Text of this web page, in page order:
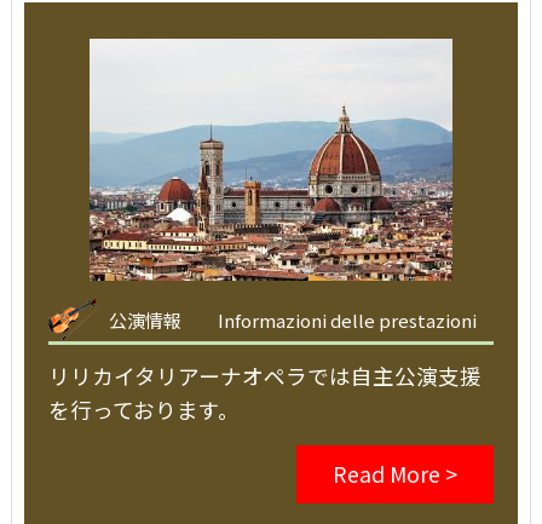
公演情報 Informazioni delle prestazioni
リリカイタリアーナオペラでは自主公演支援
を行っております。
Read More >